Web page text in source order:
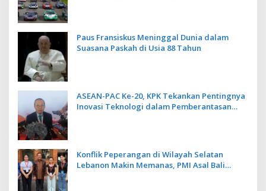
Paus Fransiskus Meninggal Dunia dalam
Suasana Paskah di Usia 88 Tahun
ASEAN-PAC Ke-20, KPK Tekankan Pentingnya
Inovasi Teknologi dalam Pemberantasan
Konflik Peperangan di Wilayah Selatan
Lebanon Makin Memanas, PMI Asal Bali